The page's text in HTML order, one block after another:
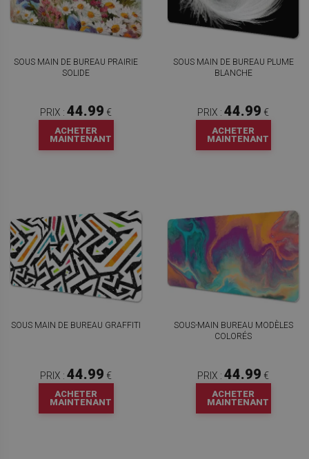
SOUS MAIN DE BUREAU PRAIRIE
SOLIDE
PRIX : 44.99 €
ACHETER
MAINTENANT
SOUS MAIN DE BUREAU PLUME
BLANCHE
PRIX : 44.99 €
ACHETER
MAINTENANT
SOUS MAIN DE BUREAU GRAFFITI
PRIX : 44.99 €
ACHETER
MAINTENANT
SOUS-MAIN BUREAU MODÈLES
COLORÉS
PRIX : 44.99 €
ACHETER
MAINTENANT